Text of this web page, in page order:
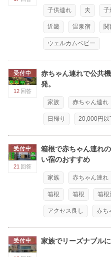
子供連れ 夫 子
近畿 温泉宿 関
ウェルカムベビー
受付中
12 回答
赤ちゃん連れで公共
発。
家族 赤ちゃん連れ
日帰り 20,000円以
受付中
21 回答
箱根で赤ちゃん連れ
い宿のおすすめ
家族 赤ちゃん連れ
箱根 箱根 箱根
アクセス良し 赤ち
受付中 家族でリーズナブル